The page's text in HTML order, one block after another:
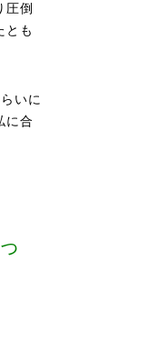
圧倒
とも
いに
に合